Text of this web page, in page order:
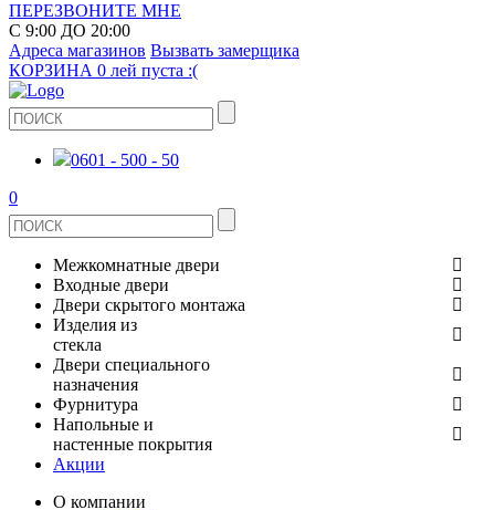
ПЕРЕЗВОНИТЕ МНЕ
С 9:00 ДО 20:00
Адреса магазинов Вызвать замерщика
КОРЗИНА 0 лей пуста :(
0601 - 500 - 50
0
Межкомнатные двери
ШПОНИРОВАНЫЕ
ЭКОШПОН
ЭМАЛЬ
ИЗ МАССИВА СОСНЫ
Входные двери
МЕТАЛЛИЧЕСКИЕ ДВЕРИ
В КВАРТИРУ
ДЛЯ ДОМА
Двери скрытого монтажа
СТЕКЛЯННЫЕ
ЗЕРКАЛЬНЫЕ
КЕРАМОГРАНИТ
ПОД ОБОИ И ПОКРАСКУ
Изделия из
стекла
ДВЕРИ
ДУШЕВЫЕ КАБИНЫ И ПЕРЕГОРОДКИ
Двери специального
назначения
ПРОТИВОПОЖАРНЫЕ
Фурнитура
ДВЕРНЫЕ РУЧКИ
Напольные и
настенные покрытия
Акции
О компании